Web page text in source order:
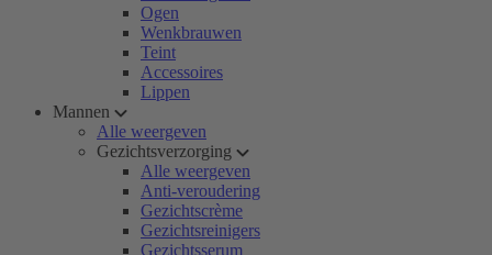
Ogen
Wenkbrauwen
Teint
Accessoires
Lippen
Mannen
Alle weergeven
Gezichtsverzorging
Alle weergeven
Anti-veroudering
Gezichtscrème
Gezichtsreinigers
Gezichtsserum